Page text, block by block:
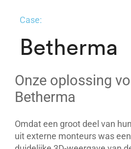
Case:
Betherma
Onze oplossing
Betherma
Omdat een groot deel van
uit externe monteurs was